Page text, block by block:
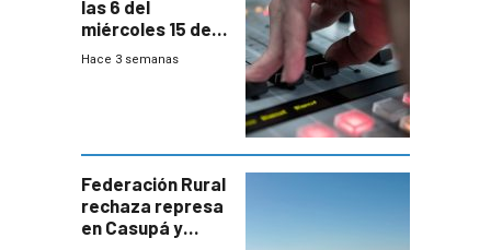
las 6 del
miércoles 15 de
julio de 2026
Hace 3 semanas
Federación Rural
rechaza represa
en Casupá y